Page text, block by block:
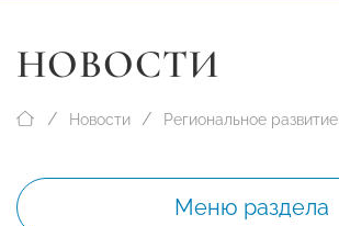
НОВОСТИ
Новости Региональное развитие
Меню раздела